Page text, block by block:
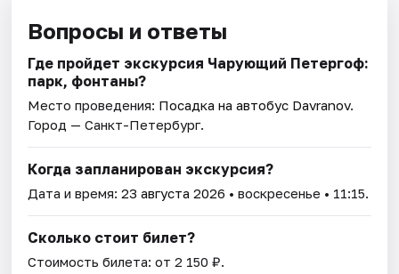
Вопросы и ответы
Где пройдет экскурсия Чарующий Петергоф:
парк, фонтаны?
Место проведения: Посадка на автобус Davranov.
Город — Санкт-Петербург.
Когда запланирован экскурсия?
Дата и время:23 августа 2026 • воскресенье • 11:15.
Сколько стоит билет?
Стоимость билета: от 2 150 ₽.